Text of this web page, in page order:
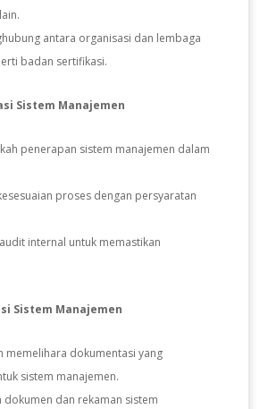
antara organisasi dan lembaga
badan sertifikasi.
Sistem Manajemen
penerapan sistem manajemen dalam
proses dengan persyaratan
internal untuk memastikan
Sistem Manajemen
memelihara dokumentasi yang
sistem manajemen.
dokumen dan rekaman sistem